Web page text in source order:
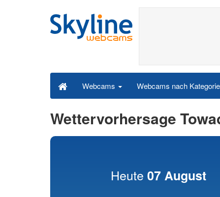
Webcams Webcams nach Kategorie
Wettervorhersage
Heute 07 August